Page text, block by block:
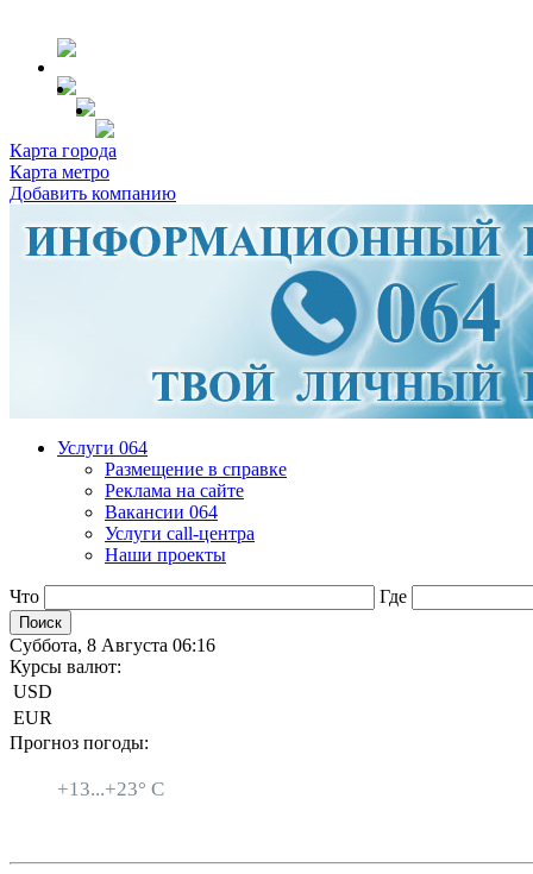
Карта города
Карта метро
Добавить компанию
Услуги 064
Размещение в справке
Реклама на сайте
Вакансии 064
Услуги call-центра
Наши проекты
Что Где
Суббота, 8 Августа 06:16
Курсы валют:
USD
EUR
Прогноз погоды:
+13...+23° C